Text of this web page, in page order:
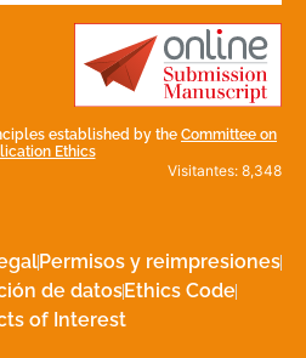
established by the Committee on
Ethics
Visitantes: 8,348
Permisos y reimpresiones
de datos Ethics Code
of Interest